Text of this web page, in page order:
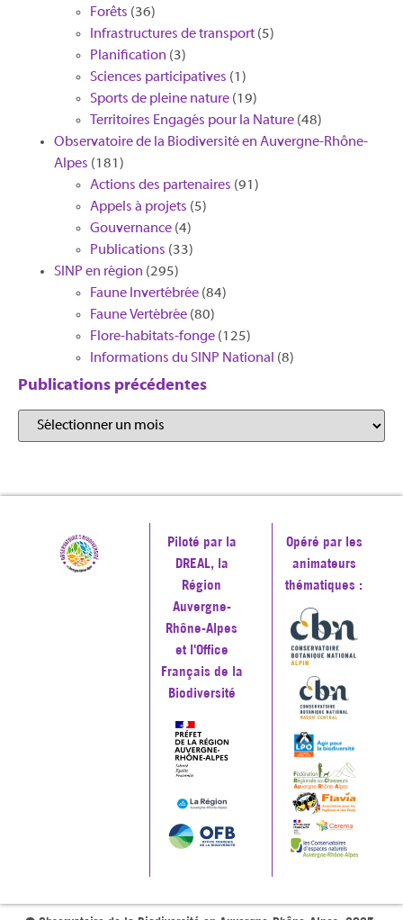
Forêts (36)
Infrastructures de transport (5)
Planification (3)
Sciences participatives (1)
Sports de pleine nature (19)
Territoires Engagés pour la Nature (48)
Observatoire de la Biodiversité en Auvergne-Rhône-
Alpes (181)
Actions des partenaires (91)
Appels à projets (5)
Gouvernance (4)
Publications (33)
SINP en région (295)
Faune Invertébrée (84)
Faune Vertébrée (80)
Flore-habitats-fonge (125)
Informations du SINP National (8)
Publications précédentes
Piloté par la
DREAL, la
Région
Auvergne-
Rhône-Alpes
et l'Office
Français de la
Biodiversité
Opéré par les
animateurs
thématiques :